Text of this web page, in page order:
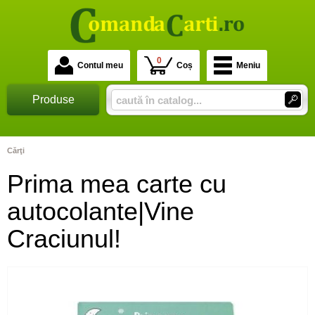
Contul meu 0 Coș Meniu
Produse
Cărţi
Prima mea carte cu
autocolante|Vine
Craciunul!